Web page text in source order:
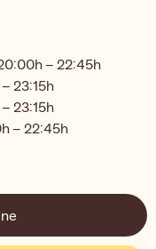
– 22:45h
23:15h
23:15h
– 22:45h